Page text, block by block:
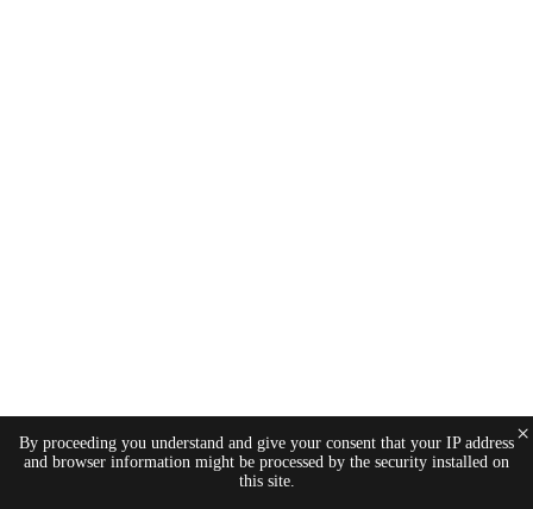
By proceeding you understand and give your consent that your IP address
and browser information might be processed by the security installed on
this site.
×